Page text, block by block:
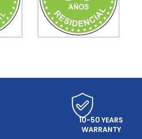
10-50 YEARS
WARRANTY